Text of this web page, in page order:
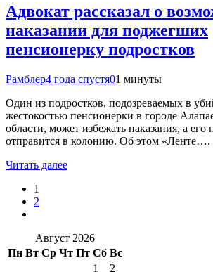
Адвокат рассказал о
наказании для поджегших
пенсионерку подростков
Рамблер4 года спустя01 минуты
Один из подростков, подозреваемых в
жестокостью пенсионерки в городе
области, может избежать наказания, а его
отправится в колонию. Об этом «Ленте….
Читать далее
1
2
Август 2026
Пн Вт Ср Чт Пт Сб Вс
1
2